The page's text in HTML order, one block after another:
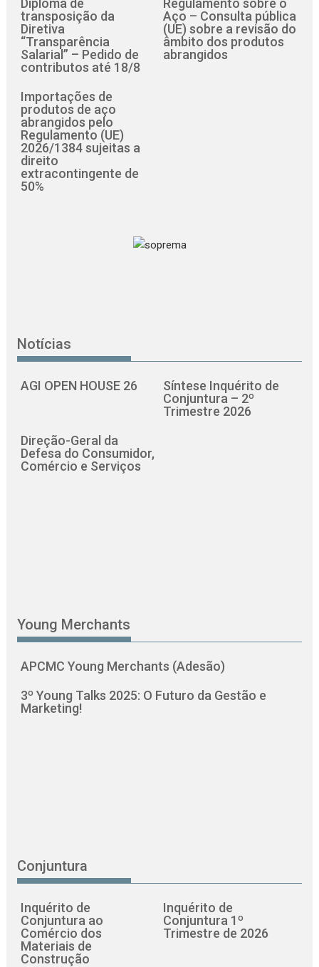
transposição da
Diretiva
“Transparência
Salarial” – Pedido de
contributos até 18/8
Aço – Consulta pública
(UE) sobre a revisão do
âmbito dos produtos
abrangidos
Importações de
produtos de aço
abrangidos pelo
Regulamento (UE)
2026/1384 sujeitas a
direito
extracontingente de
50%
Notícias
AGI OPEN HOUSE 26
Síntese Inquérito de
Conjuntura – 2º
Trimestre 2026
Direção-Geral da
Defesa do Consumidor,
Comércio e Serviços
Young Merchants
APCMC Young Merchants (Adesão)
3º Young Talks 2025: O Futuro da Gestão e
Marketing!
Conjuntura
Inquérito de
Conjuntura ao
Comércio dos
Materiais de
Construção
Inquérito de
Conjuntura 1º
Trimestre de 2026